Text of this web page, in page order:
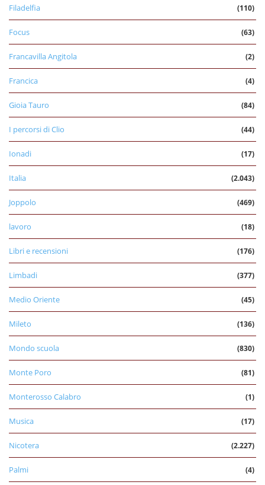
Filadelfia (110)
Focus (63)
Francavilla Angitola (2)
Francica (4)
Gioia Tauro (84)
I percorsi di Clio (44)
Ionadi (17)
Italia (2.043)
Joppolo (469)
lavoro (18)
Libri e recensioni (176)
Limbadi (377)
Medio Oriente (45)
Mileto (136)
Mondo scuola (830)
Monte Poro (81)
Monterosso Calabro (1)
Musica (17)
Nicotera (2.227)
Palmi (4)